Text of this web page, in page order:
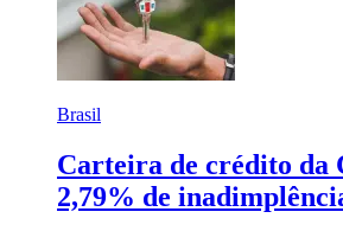
Brasil
Carteira de crédito da
2,79% de